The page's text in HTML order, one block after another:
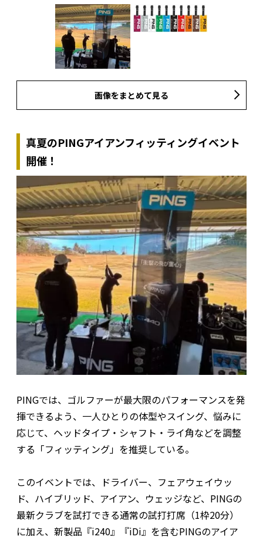
画像をまとめて見る
真夏のPINGアイアンフィッティングイベント
開催！
PINGでは、ゴルファーが最大限のパフォーマンスを発
揮できるよう、一人ひとりの体型やスイング、悩みに
応じて、ヘッドタイプ・シャフト・ライ角などを調整
する「フィッティング」を推奨している。
このイベントでは、ドライバー、フェアウェイウッ
ド、ハイブリッド、アイアン、ウェッジなど、PINGの
最新クラブを試打できる通常の試打打席（1枠20分）
に加え、新製品『i240』『iDi』を含むPINGのアイア